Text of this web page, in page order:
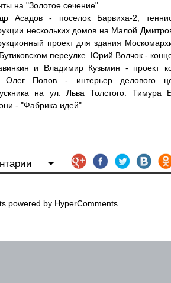
на "Золотое сечение"
Асадов - поселок Барвиха-2,
нескольких домов на Малой
проект для здания
переулке. Юрий Волчок -
и Владимир Кузьмин - проект
Олег Попов - интерьер делового
на ул. Льва Толстого.
- "Фабрика идей".
powered by HyperComments